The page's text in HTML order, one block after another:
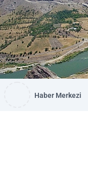
Haber Merkezi